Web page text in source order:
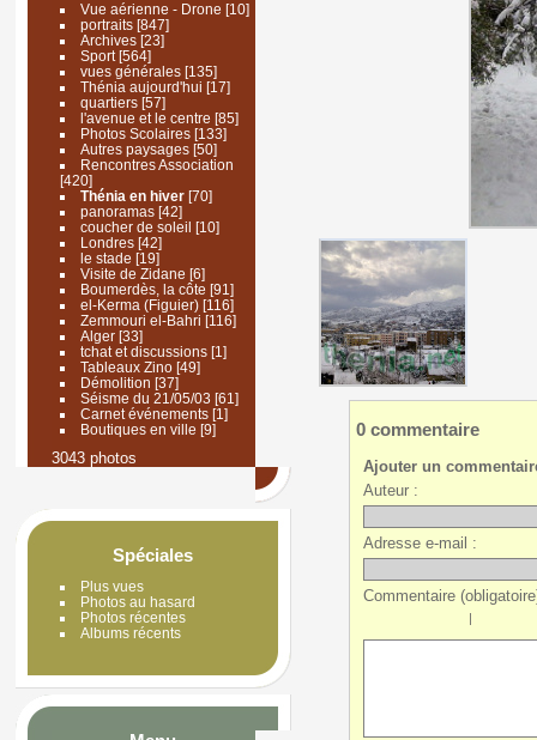
Vue aérienne - Drone [10]
portraits[847]
Archives [23]
Sport[564]
vues générales[135]
Thénia aujourd'hui [17]
quartiers[57]
l'avenue et le centre [85]
Photos Scolaires[133]
Autres paysages[50]
Rencontres Association
[420]
Thénia en hiver[70]
panoramas[42]
coucher de soleil [10]
Londres[42]
le stade [19]
Visite de Zidane [6]
Boumerdès, la côte [91]
el-Kerma (Figuier)[116]
Zemmouri el-Bahri [116]
Alger[33]
tchat et discussions[1]
Tableaux Zino[49]
Démolition [37]
Séisme du 21/05/03 [61]
Carnet événements[1]
Boutiques en ville [9]
3043 photos
Spéciales
Plus vues
Photos au hasard
Photos récentes
Albums récents
0 commentaire
Ajouter un
Auteur :
Adresse e-mail :
Commentaire
|